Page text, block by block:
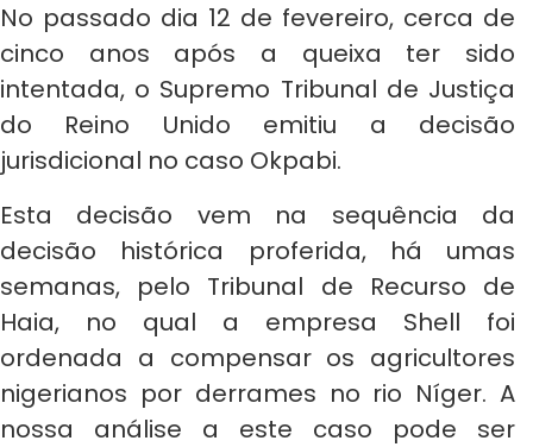
No passado dia 12 de fevereiro, cerca de
cinco anos após a queixa ter sido
intentada, o Supremo Tribunal de Justiça
do Reino Unido emitiu a decisão
jurisdicional no caso Okpabi.
Esta decisão vem na sequência da
decisão histórica proferida, há umas
semanas, pelo Tribunal de Recurso de
Haia, no qual a empresa Shell foi
ordenada a compensar os agricultores
nigerianos por derrames no rio Níger. A
nossa análise a este caso pode ser